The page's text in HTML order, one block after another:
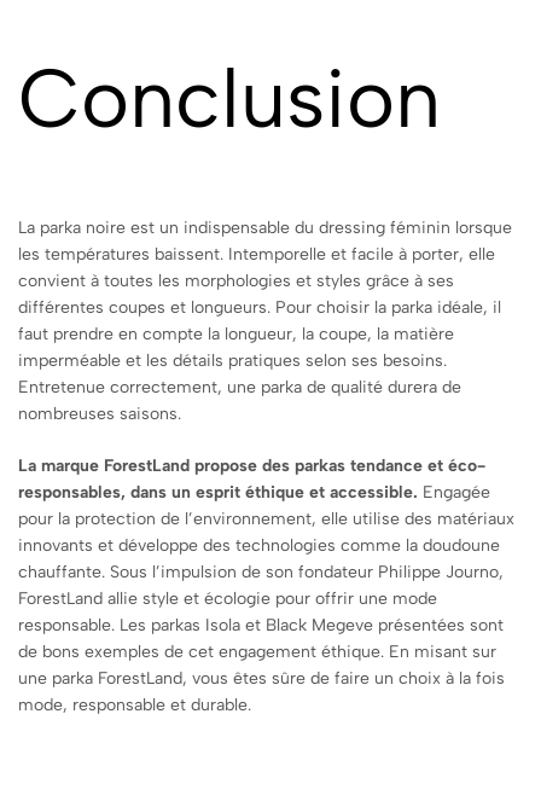
Conclusion
La parka noire est un indispensable du dressing féminin lorsque
les températures baissent. Intemporelle et facile à porter, elle
convient à toutes les morphologies et styles grâce à ses
différentes coupes et longueurs. Pour choisir la parka idéale, il
faut prendre en compte la longueur, la coupe, la matière
imperméable et les détails pratiques selon ses besoins.
Entretenue correctement, une parka de qualité durera de
nombreuses saisons.
La marque ForestLand propose des parkas tendance et éco-
responsables, dans un esprit éthique et accessible. Engagée
pour la protection de l’environnement, elle utilise des matériaux
innovants et développe des technologies comme la doudoune
chauffante. Sous l’impulsion de son fondateur Philippe Journo,
ForestLand allie style et écologie pour offrir une mode
responsable. Les parkas Isola et Black Megeve présentées sont
de bons exemples de cet engagement éthique. En misant sur
une parka ForestLand, vous êtes sûre de faire un choix à la fois
mode, responsable et durable.